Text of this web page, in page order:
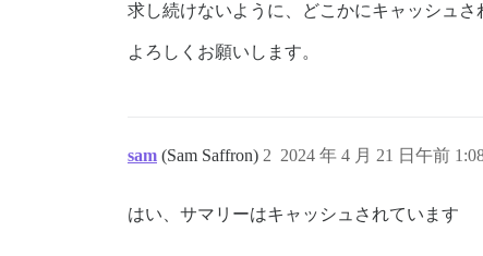
求し続けないように、どこかにキャッシュさ
よろしくお願いします。
sam (Sam Saffron) 2024 年 4 月 21 日午前
2
はい、サマリーはキャッシュされています